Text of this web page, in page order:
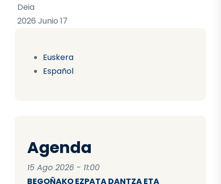
Euskera
Español
Agenda
15 Ago 2026 - 11:00
BEGOÑAKO EZPATA DANTZA ETA
Deia
2026 Junio 17